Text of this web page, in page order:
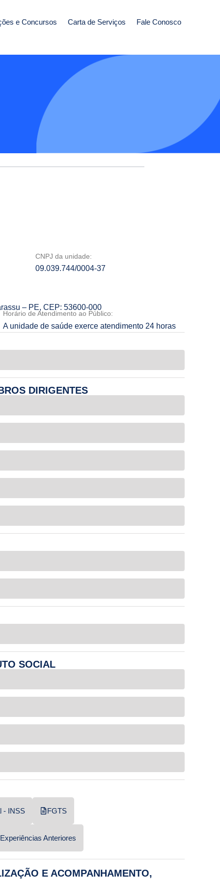
e Concursos Carta de Serviços Fale Conosco
CNPJ da unidade:
09.039.744/0004-37
– PE, CEP: 53600-000
Horário de Atendimento ao Público:
A unidade de saúde exerce atendimento 24 horas
DIRIGENTES
SOCIAL
- INSS FGTS
Experiências Anteriores
E ACOMPANHAMENTO,